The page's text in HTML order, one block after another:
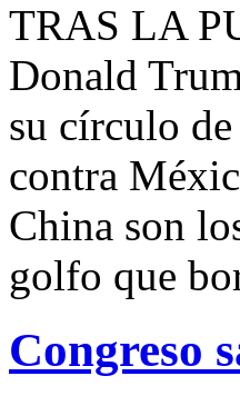
TRAS LA
Donald
su círculo
contra
China son
golfo que
Congreso